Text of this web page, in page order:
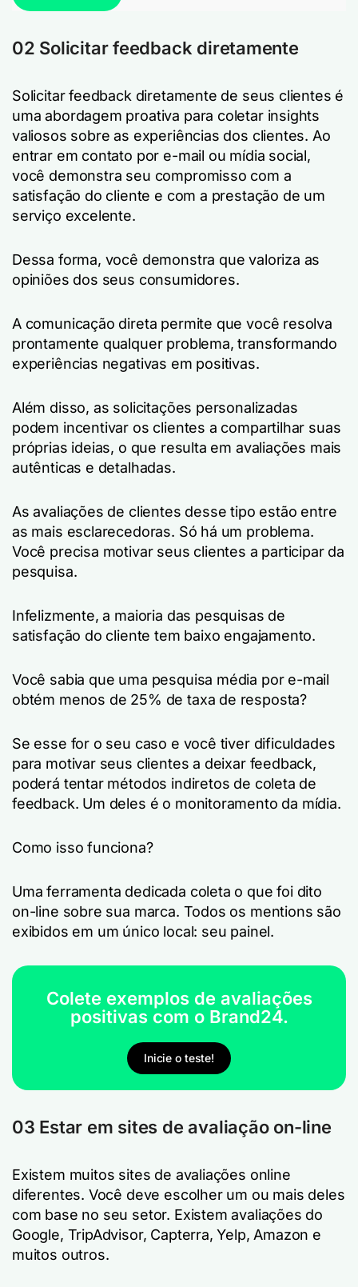
02 Solicitar feedback diretamente
Solicitar feedback diretamente de seus clientes é
uma abordagem proativa para coletar insights
valiosos sobre as experiências dos clientes. Ao
entrar em contato por e-mail ou mídia social,
você demonstra seu compromisso com a
satisfação do cliente e com a prestação de um
serviço excelente.
Dessa forma, você demonstra que valoriza as
opiniões dos seus consumidores.
A comunicação direta permite que você resolva
prontamente qualquer problema, transformando
experiências negativas em positivas.
Além disso, as solicitações personalizadas
podem incentivar os clientes a compartilhar suas
próprias ideias, o que resulta em avaliações mais
autênticas e detalhadas.
As avaliações de clientes desse tipo estão entre
as mais esclarecedoras. Só há um problema.
Você precisa motivar seus clientes a participar da
pesquisa.
Infelizmente, a maioria das pesquisas de
satisfação do cliente tem baixo engajamento.
Você sabia que uma pesquisa média por e-mail
obtém menos de 25% de taxa de resposta?
Se esse for o seu caso e você tiver dificuldades
para motivar seus clientes a deixar feedback,
poderá tentar métodos indiretos de coleta de
feedback. Um deles é o monitoramento da mídia.
Como isso funciona?
Uma ferramenta dedicada coleta o que foi dito
on-line sobre sua marca. Todos os mentions são
exibidos em um único local: seu painel.
Colete exemplos de avaliações
positivas com o Brand24.
Inicie o teste!
03 Estar em sites de avaliação on-line
Existem muitos sites de avaliações online
diferentes. Você deve escolher um ou mais deles
com base no seu setor. Existem avaliações do
Google, TripAdvisor, Capterra, Yelp, Amazon e
muitos outros.